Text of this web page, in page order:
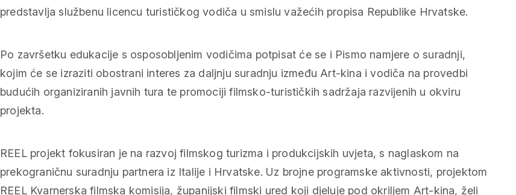
predstavlja službenu licencu turističkog vodiča u smislu važećih propisa Republike Hrvatske.
Po završetku edukacije s osposobljenim vodičima potpisat će se i Pismo namjere o suradnji,
kojim će se izraziti obostrani interes za daljnju suradnju između Art-kina i vodiča na provedbi
budućih organiziranih javnih tura te promociji filmsko-turističkih sadržaja razvijenih u okviru
projekta.
REEL projekt fokusiran je na razvoj filmskog turizma i produkcijskih uvjeta, s naglaskom na
prekograničnu suradnju partnera iz Italije i Hrvatske. Uz brojne programske aktivnosti, projektom
REEL Kvarnerska filmska komisija, županijski filmski ured koji djeluje pod okriljem Art-kina, želi